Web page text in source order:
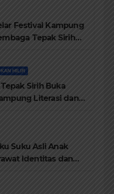
Festival Kampung
Tepak Sirih
HILIR
Sirih Buka
Literasi dan
Suku Asli Anak
Identitas dan